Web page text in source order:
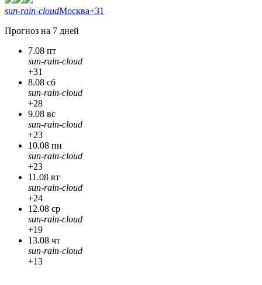
sun-rain-cloudМосква+31
Прогноз на 7 дней
7.08 пт
sun-rain-cloud
+31
8.08 сб
sun-rain-cloud
+28
9.08 вс
sun-rain-cloud
+23
10.08 пн
sun-rain-cloud
+23
11.08 вт
sun-rain-cloud
+24
12.08 ср
sun-rain-cloud
+19
13.08 чт
sun-rain-cloud
+13